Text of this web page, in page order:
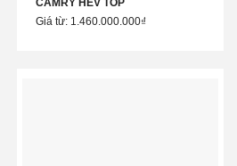
CAMRY HEV TOP
Giá từ: 1.460.000.000₫